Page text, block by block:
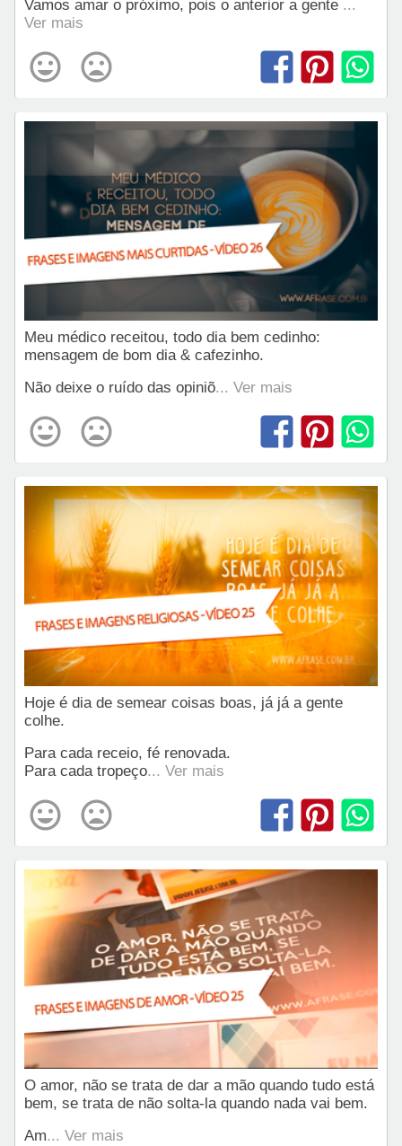
Vamos amar o próximo, pois o anterior a gente ...
Ver mais
Meu médico receitou, todo dia bem cedinho:
mensagem de bom dia & cafezinho.
Não deixe o ruído das opiniõ... Ver mais
Hoje é dia de semear coisas boas, já já a gente
colhe.
Para cada receio, fé renovada.
Para cada tropeço... Ver mais
O amor, não se trata de dar a mão quando tudo está
bem, se trata de não solta-la quando nada vai bem.
Am... Ver mais